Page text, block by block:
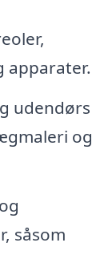
apparater.
udendørs
og
såsom